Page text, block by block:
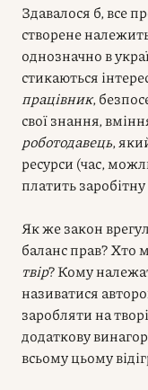
Здавалося б, все
створене
однозначно в
стикаються
працівник,
свої знання,
роботодавець,
ресурси (час,
платить
Як же закон
баланс прав? Хто
твір? Кому
називатися
заробляти на
додаткову
всьому цьому